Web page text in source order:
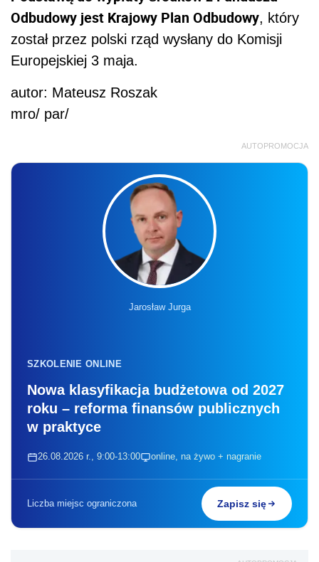
Odbudowy jest Krajowy Plan Odbudowy, który
został przez polski rząd wysłany do Komisji
Europejskiej 3 maja.
autor: Mateusz Roszak
mro/ par/
AUTOPROMOCJA
Jarosław Jurga
SZKOLENIE ONLINE
Nowa klasyfikacja budżetowa od 2027
roku – reforma finansów publicznych
w praktyce
26.08.2026 r., 9:00-13:00 online, na żywo + nagranie
Liczba miejsc ograniczona Zapisz się